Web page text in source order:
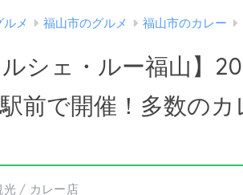
メ 福山市のグルメ 福山市のカレー
シェ・ルー福山】
前で開催！多数のカ
光/ カレー店